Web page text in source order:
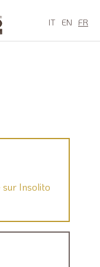
IT EN FR
Insolito